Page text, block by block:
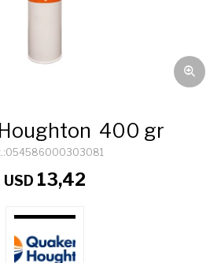
400 gr
054586000303081
USD 13,42